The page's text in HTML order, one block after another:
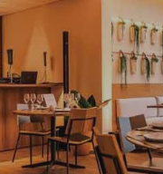
quase meio